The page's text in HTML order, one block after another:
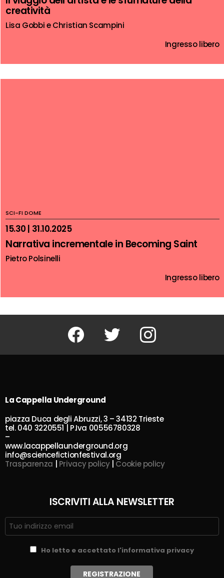
creatività
Lisa Gobbi e Christian Scampini
Ingresso libero
SCI-FI DOME
15.30 | 31.10.2025
Narrativa incrementale in Becoming Saint
Pietro Polsinelli
Ingresso libero
Facebook Twitter Instagram
La Cappella Underground
piazza Duca degli Abruzzi, 3 – 34132 Trieste
tel. 040 3220551 | P.Iva 00556780328
–
www.lacappellaunderground.org
info@sciencefictionfestival.org
Trasparenza
Privacy policy| Cookie policy
ISCRIVITI ALLA NEWSLETTER
Ho letto e accettato l'informativa privacy